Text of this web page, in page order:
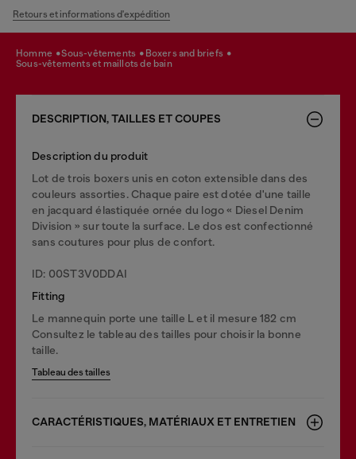
Retours et informations d'expédition
homme sous-vêtements
boxers and briefs
sous-vêtements et maillots de bain
DESCRIPTION, TAILLES ET COUPES
Description du produit
Lot de trois boxers unis en coton extensible dans des
couleurs assorties. Chaque paire est dotée d'une taille
en jacquard élastiquée ornée du logo « Diesel Denim
Division » sur toute la surface. Le dos est confectionné
sans coutures pour plus de confort.
ID: 00ST3V0DDAI
Fitting
Le mannequin porte une taille L et il mesure 182 cm
Consultez le tableau des tailles pour choisir la bonne
taille.
Tableau des tailles
CARACTÉRISTIQUES, MATÉRIAUX ET ENTRETIEN